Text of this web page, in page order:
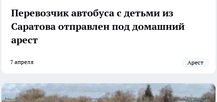
Перевозчик автобуса с детьми из
Саратова отправлен под домашний
арест
7 апреля арест